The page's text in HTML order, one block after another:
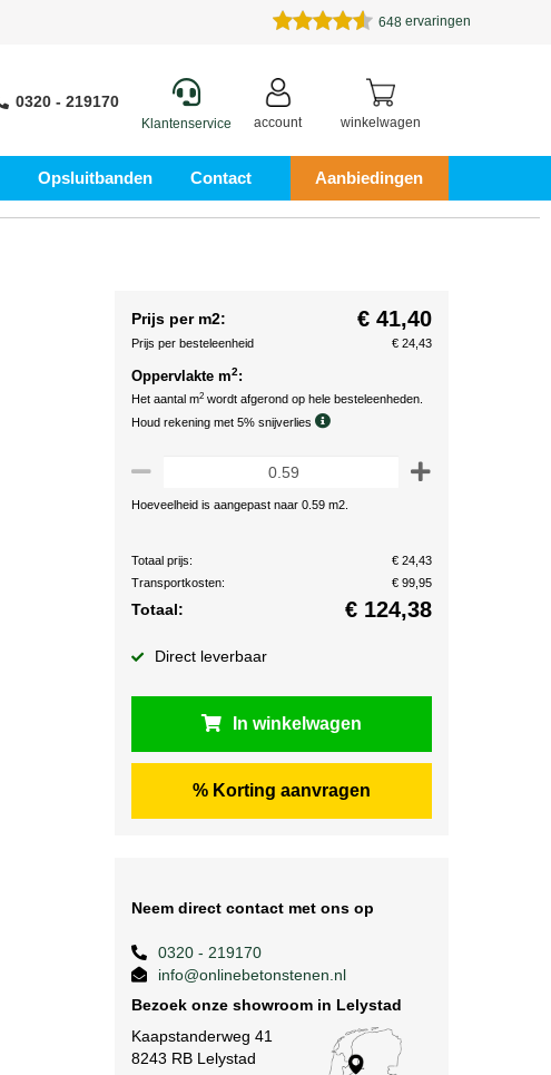
648 ervaringen
0320 - 219170
Klantenservice account winkelwagen
Opsluitbanden Contact Aanbiedingen
Prijs per m2: € 41,40
Prijs per besteleenheid € 24,43
Oppervlakte m2:
Het aantal m2 wordt afgerond op hele besteleenheden.
Houd rekening met 5% snijverlies
Hoeveelheid is aangepast naar 0.59 m2.
Totaal prijs:
€ 24,43
Transportkosten:
€ 99,95
Totaal: € 124,38
Direct leverbaar
In winkelwagen
% Korting aanvragen
Neem direct contact met ons op
0320 - 219170
info@onlinebetonstenen.nl
Bezoek onze showroom in Lelystad
Kaapstanderweg 41
8243 RB Lelystad